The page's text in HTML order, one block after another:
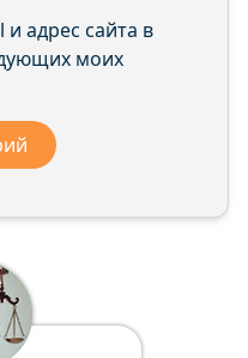
адрес сайта в
моих